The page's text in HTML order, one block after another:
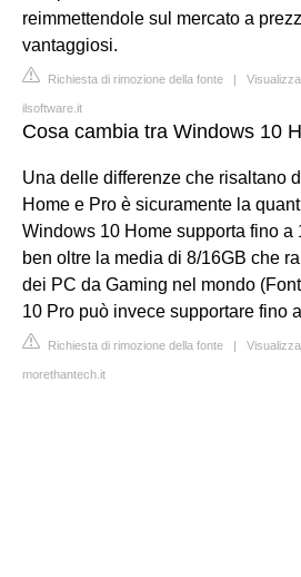
reimmettendole sul mercato a
vantaggiosi.
Richiesta di rimozione della fonte |
ilsoftware.it
Cosa cambia tra Windows 10
Una delle differenze che risaltano
Home e Pro è sicuramente la
Windows 10 Home supporta fino a
ben oltre la media di 8/16GB che
dei PC da Gaming nel mondo
10 Pro può invece supportare fino
Richiesta di rimozione della fonte |
morethantech.it